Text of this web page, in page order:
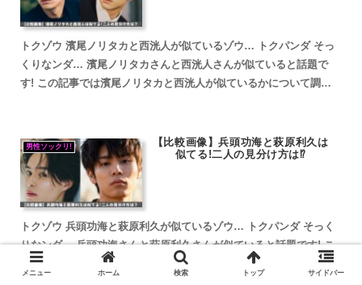
トクゾウ 濱尾ノリタカと西洸人が似ているゾウ… トクパンダ そっ
くりなンダ… 濱尾ノリタカさんと西洸人さんが似ていると話題で
す! この記事では濱尾ノリタカと西洸人が似ているかについて調査
男性ソックリ!
【比較画像】兵頭功海と萩原利久は
似てる!二人の見分け方は⁉
トクゾウ 兵頭功海と萩原利久が似ているゾウ… トクパンダ そっく
りなンダ… 兵頭功海さんと萩原利久さんが似ていると話題です! こ
の記事では兵頭功海と萩原利久が似ているかについて調査していき
メニュー ホーム 検索 トップ サイドバー